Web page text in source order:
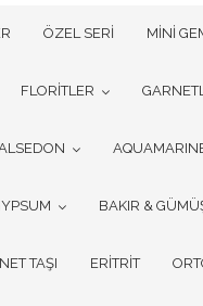
ÖZEL SERİ MİNİ
FLORİTLER
BAKIR &
TAŞI ERİTRİT